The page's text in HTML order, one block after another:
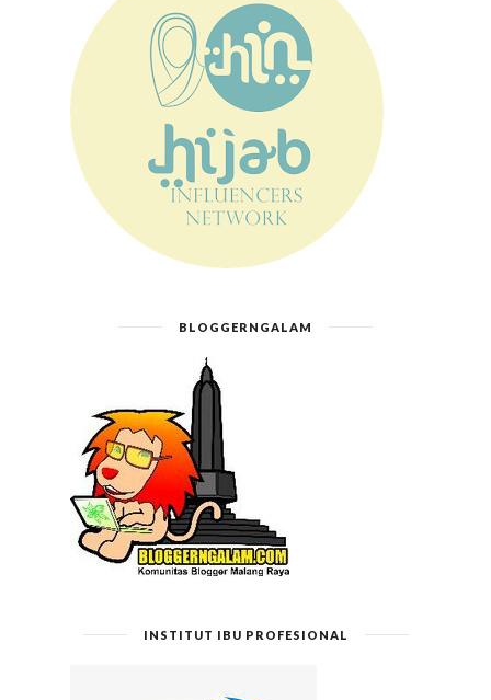
BLOGGERNGALAM
INSTITUT IBU PROFESIONAL